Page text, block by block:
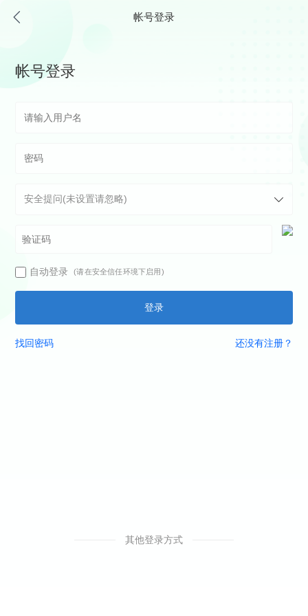
帐号登录
帐号登录
自动登录 (请在安全信任环境下启用)
登录
找回密码 还没有注册？
其他登录方式